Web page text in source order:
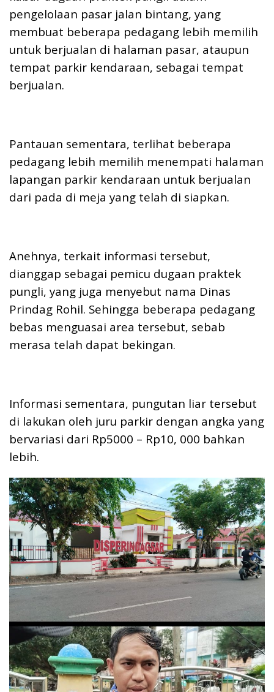
o
k
p
p
s n
k
pengelolaan pasar jalan bintang, yang
membuat beberapa pedagang lebih memilih
untuk berjualan di halaman pasar, ataupun
tempat parkir kendaraan, sebagai tempat
berjualan.
Pantauan sementara, terlihat beberapa
pedagang lebih memilih menempati halaman
lapangan parkir kendaraan untuk berjualan
dari pada di meja yang telah di siapkan.
Anehnya, terkait informasi tersebut,
dianggap sebagai pemicu dugaan praktek
pungli, yang juga menyebut nama Dinas
Prindag Rohil. Sehingga beberapa pedagang
bebas menguasai area tersebut, sebab
merasa telah dapat bekingan.
Informasi sementara, pungutan liar tersebut
di lakukan oleh juru parkir dengan angka yang
bervariasi dari Rp5000 – Rp10, 000 bahkan
lebih.